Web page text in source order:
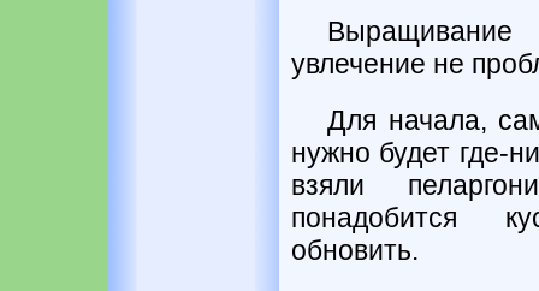
увлечение не
Для начала,
нужно будет где-
взяли
понадобится
обновить.